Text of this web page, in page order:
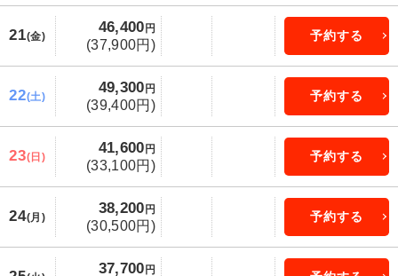
21(金)
46,400 円
(37,900円)
予約する
22(土)
49,300 円
(39,400円)
予約する
23(日)
41,600 円
(33,100円)
予約する
24(月)
38,200 円
(30,500円)
予約する
37,700 円